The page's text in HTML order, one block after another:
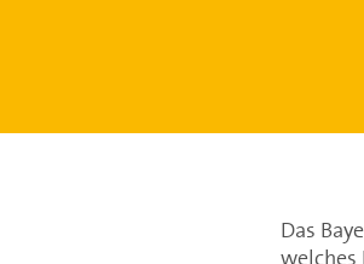
Das
welches